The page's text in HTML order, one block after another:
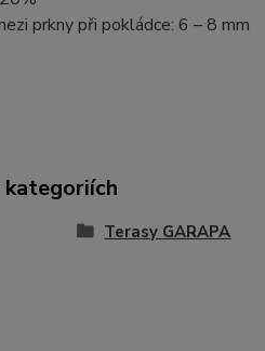
prkny při pokládce: 6 – 8 mm
kategoriích
Terasy GARAPA